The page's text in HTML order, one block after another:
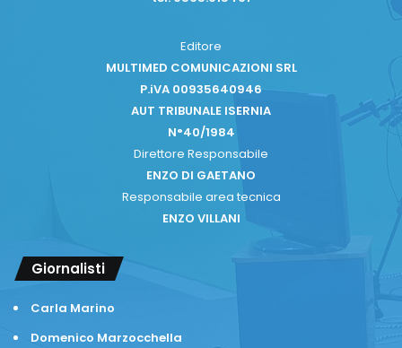
Editore
MULTIMED COMUNICAZIONI SRL
P.iVA 00935640946
AUT TRIBUNALE ISERNIA
N°40/1984
Direttore Responsabile
ENZO DI GAETANO
Responsabile area tecnica
ENZO VILLANI
Giornalisti
Carla Marino
Domenico Marzocchella